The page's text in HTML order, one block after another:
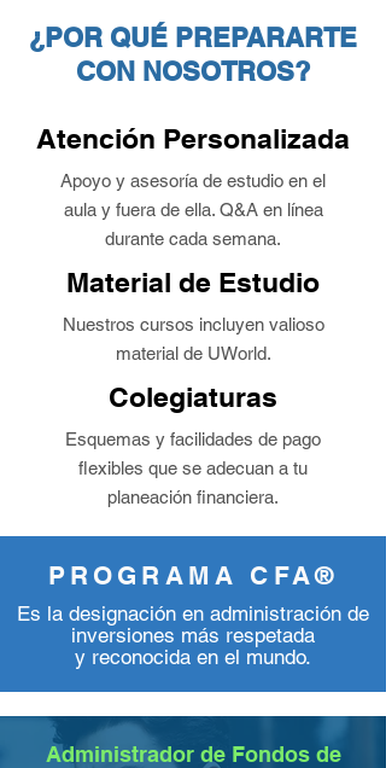
¿POR QUÉ PREPARARTE
CON NOSOTROS?
Atención Personalizada
Apoyo y asesoría de estudio en el
aula y fuera de ella. Q&A en línea
durante cada semana.
Material de Estudio
Nuestros cursos incluyen valioso
material de UWorld.
Colegiaturas
Esquemas y facilidades de pago
flexibles que se adecuan a tu
planeación financiera.
PROGRAMA CFA®
Es la designación en administración de
inversiones más respetada
y reconocida en el mundo.
Administrador de Fondos de